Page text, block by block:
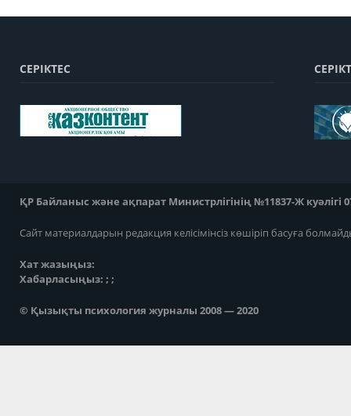
СЕРІКТЕС
ҚР Байланыс және ақпарат Министрлігінің №11837-Ж куәлігі
Сайт материалдарын редакция келісімінсіз көшіріп басуға
Хат жазыңыз:
Хабарласыңыз: ; ;
© Қызықты психология журналы 2008 — 2020